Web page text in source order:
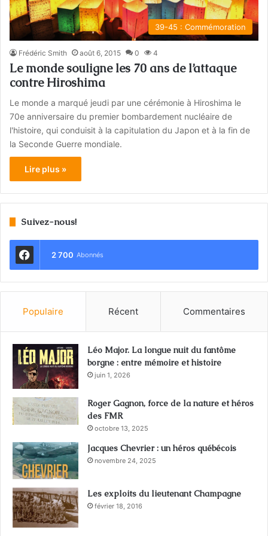
39-45 : Commémoration
Frédéric Smith août 6, 2015 0 4
Le monde souligne les 70 ans de l’attaque
contre Hiroshima
Le monde a marqué jeudi par une cérémonie à Hiroshima le
70e anniversaire du premier bombardement nucléaire de
l'histoire, qui conduisit à la capitulation du Japon et à la fin de
la Seconde Guerre mondiale.
Lire plus »
Suivez-nous!
2 700 Abonnés
Populaire Récent Commentaires
Léo Major. La longue nuit du fantôme
borgne : entre mémoire et histoire
juin 1, 2026
Roger Gagnon, force de la nature et héros
des FMR
octobre 13, 2025
Jacques Chevrier : un héros québécois
novembre 24, 2025
Les exploits du lieutenant Champagne
février 18, 2016